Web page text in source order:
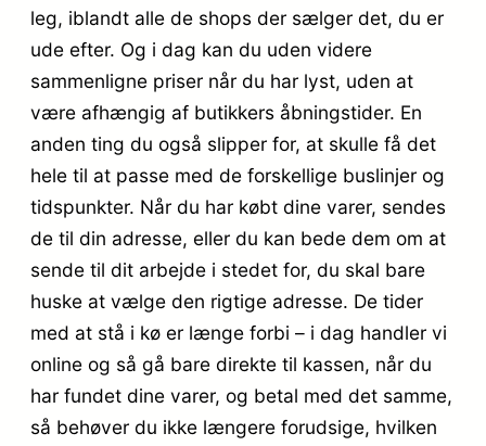
leg, iblandt alle de shops der sælger det, du er
ude efter. Og i dag kan du uden videre
sammenligne priser når du har lyst, uden at
være afhængig af butikkers åbningstider. En
anden ting du også slipper for, at skulle få det
hele til at passe med de forskellige buslinjer og
tidspunkter. Når du har købt dine varer, sendes
de til din adresse, eller du kan bede dem om at
sende til dit arbejde i stedet for, du skal bare
huske at vælge den rigtige adresse. De tider
med at stå i kø er længe forbi – i dag handler vi
online og så gå bare direkte til kassen, når du
har fundet dine varer, og betal med det samme,
så behøver du ikke længere forudsige, hvilken